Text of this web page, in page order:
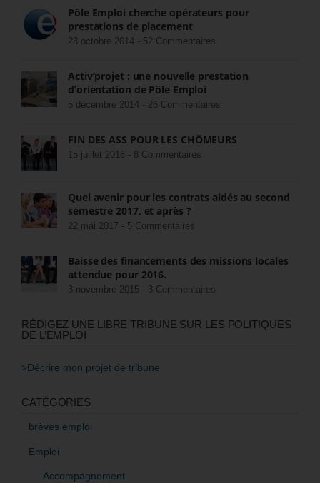
Pôle Emploi cherche opérateurs pour
prestations de placement
23 octobre 2014 - 52 Commentaires
Activ’projet : une nouvelle prestation
d’orientation de Pôle Emploi
5 décembre 2014 - 26 Commentaires
FIN DES ASS POUR LES CHÔMEURS
15 juillet 2018 - 8 Commentaires
Quel avenir pour les contrats aidés au second
semestre 2017, et après ?
22 mai 2017 - 5 Commentaires
Baisse des financements des missions locales
attendue pour 2016.
3 novembre 2015 - 3 Commentaires
RÉDIGEZ UNE LIBRE TRIBUNE SUR LES POLITIQUES
DE L’EMPLOI
>Décrire mon projet de tribune
CATÉGORIES
brèves emploi
Emploi
Accompagnement